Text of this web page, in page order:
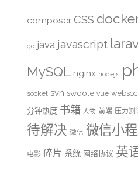
composer CSS
go java javascript
MySQL nginx nodejs
socket svn swoole vue
分钟热度 书籍 人物 前端 压力测
待解决 微信 微信小
电影 碎片 系统 网络协议 英